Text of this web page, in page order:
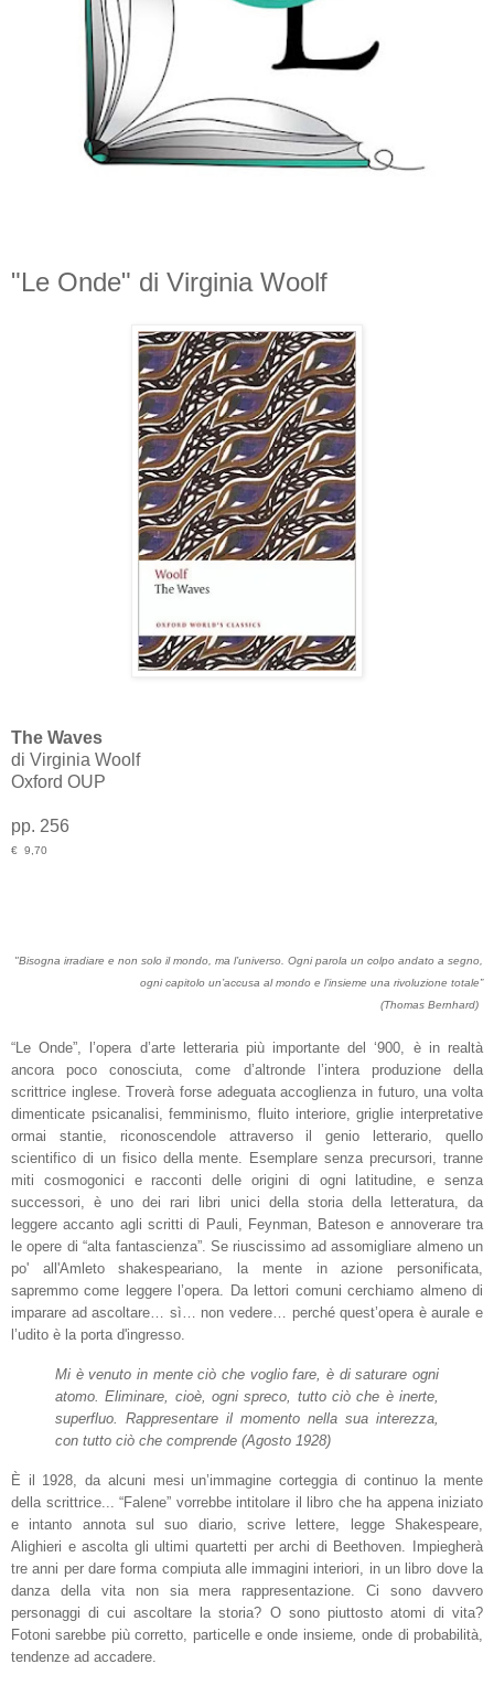
"Le Onde" di Virginia Woolf
The Waves
di Virginia Woolf
Oxford OUP
pp. 256
€ 9,70
"Bisogna irradiare e non solo il mondo, ma l’universo. Ogni parola un colpo andato a segno,
ogni capitolo un’accusa al mondo e l’insieme una rivoluzione totale”
(Thomas Bernhard)
“Le Onde”, l’opera d’arte letteraria più importante del ‘900, è in realtà
ancora poco conosciuta, come d’altronde l’intera produzione della
scrittrice inglese. Troverà forse adeguata accoglienza in futuro, una volta
dimenticate psicanalisi, femminismo, fluito interiore, griglie interpretative
ormai stantie, riconoscendole attraverso il genio letterario, quello
scientifico di un fisico della mente.
Esemplare senza precursori, tranne
miti cosmogonici e racconti delle origini di ogni latitudine, e senza
successori, è uno dei rari libri unici della storia della letteratura,
da
leggere accanto agli scritti di Pauli, Feynman, Bateson e annoverare tra
le opere di “alta fantascienza”. Se riuscissimo adassomigliare almeno un
po' all'Amleto shakespeariano , la mente in azione personificata,
sapremmo come leggere l’opera. Da lettori comuni cerchiamo almeno di
imparare ad ascoltare… sì … non vedere… perché quest’opera è aurale e
l’udito è la porta d'ingresso.
Mi è venuto in mente ciò che voglio fare, è di saturare ogni
atomo. Eliminare, cioè, ogni spreco, tutto ciò che è inerte,
superfluo. Rappresentare il momento nella sua interezza,
con tutto ciò che comprende (Agosto 1928)
È il 1928, da alcuni mesi un’immagine corteggia di continuo la mente
della scrittrice... “Falene” vorrebbe intitolare il libro che ha appena iniziato
e intanto annota sul suo diario, scrive lettere, legge Shakespeare,
Alighieri e ascolta gli ultimi quartetti per archi di Beethoven. Impiegherà
tre anni per dare forma compiuta alle immagini interiori , in un libro dove la
danza della vita non sia mera rappresentazione.
Ci sono davvero
personaggi di cui ascoltare la storia? O sono piuttosto atomi di vita?
Fotoni sarebbe più corretto, particelle e onde insieme,onde di probabilità,
tendenze ad accadere.